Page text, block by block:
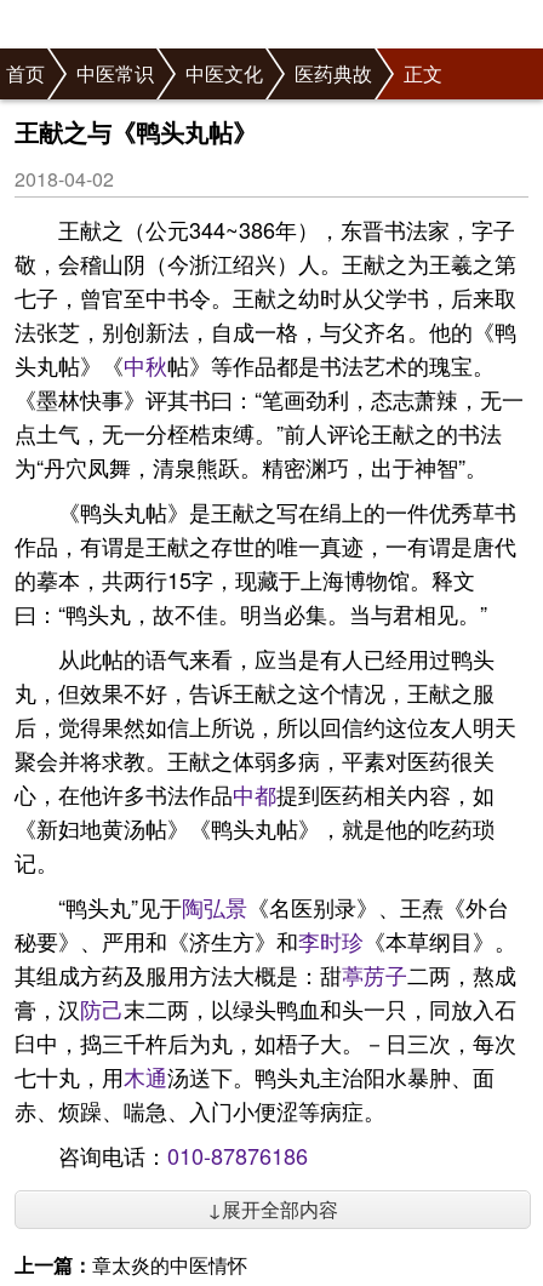
首页 中医常识 中医文化 医药典故 正文
王献之与《鸭头丸帖》
2018-04-02
王献之（公元344~386年），东晋书法家，字子
敬，会稽山阴（今浙江绍兴）人。王献之为王羲之第
七子，曾官至中书令。王献之幼时从父学书，后来取
法张芝，别创新法，自成一格，与父齐名。他的《鸭
头丸帖》《中秋帖》等作品都是书法艺术的瑰宝。
《墨林快事》评其书曰：“笔画劲利，态志萧辣，无一
点土气，无一分桎梏朿缚。”前人评论王献之的书法
为“丹穴凤舞，清泉熊跃。精密渊巧，出于神智”。
《鸭头丸帖》是王献之写在绢上的一件优秀草书
作品，有谓是王献之存世的唯一真迹，一有谓是唐代
的摹本，共两行15字，现藏于上海博物馆。释文
曰：“鸭头丸，故不佳。明当必集。当与君相见。”
从此帖的语气来看，应当是有人已经用过鸭头
丸，但效果不好，告诉王献之这个情况，王献之服
后，觉得果然如信上所说，所以回信约这位友人明天
聚会并将求教。王献之体弱多病，平素对医药很关
心，在他许多书法作品中都提到医药相关内容，如
《新妇地黄汤帖》《鸭头丸帖》，就是他的吃药琐
记。
“鸭头丸”见于陶弘景 《名医别录》、王焘《外台
秘要》、严用和《济生方》和李时珍 《本草纲目》。
其组成方药及服用方法大概是：甜葶苈子二两，熬成
膏，汉防己末二两，以绿头鸭血和头一只，同放入石
臼中，捣三千杵后为丸，如梧子大。－日三次，每次
七十丸，用木通汤送下。鸭头丸主治阳水暴肿、面
赤、烦躁、喘急、入门小便涩等病症。
咨询电话： 010-87876186
↓展开全部内容
上一篇： 章太炎的中医情怀